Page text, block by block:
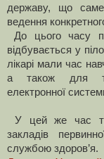
державу, що
ведення
До цього часу
відбувається у
лікарі мали час
а також для
електронної
У цей же час
закладів
службою здоров’я.